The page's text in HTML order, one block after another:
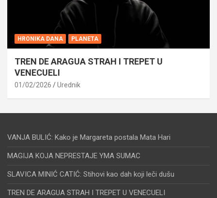
HRONIKA DANA PLANETA
TREN DE ARAGUA STRAH I TREPET U
VENECUELI
01/02/2026 Urednik
VANJA BULIĆ: Kako je Margareta postala Mata Hari
MAGIJA KOJA NEPRESTAJE YMA SUMAC
SLAVICA MINIĆ CATIĆ: Stihovi kao dah koji leči dušu
TREN DE ARAGUA STRAH I TREPET U VENECUELI